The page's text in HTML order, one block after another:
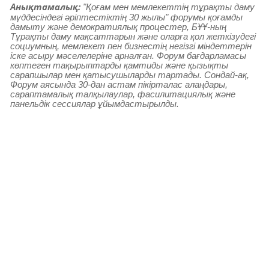
Анықтамалық:"Қоғам мен мемлекеттің тұрақты даму
мүддесіндегі әріптестіктің 30 жылы" форумы қоғамды
дамыту және демократиялық процестер, БҰҰ-ның
Тұрақты даму мақсаттарын және оларға қол жеткізудегі
социумның, мемлекет пен бизнестің негізгі міндеттерін
іске асыру мәселелеріне арналған. Форум бағдарламасы
көптеген тақырыптарды қамтиды және қызықты
сарапшылар мен қатысушыларды тартады. Сондай-ақ,
Форум аясында 30-дан астам пікірталас алаңдары,
сараптамалық талқылаулар, фасилитациялық және
панельдік сессиялар ұйымдастырылды.